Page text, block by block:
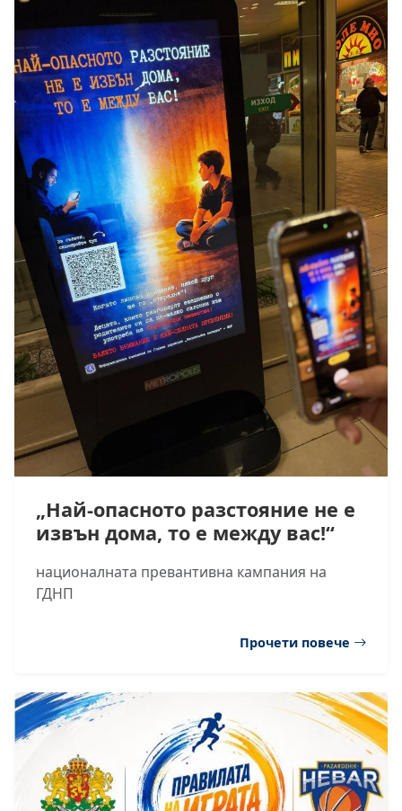
„Най-опасното разстояние не е
извън дома, то е между вас!“
националната превантивна кампания на
ГДНП
Прочети повече